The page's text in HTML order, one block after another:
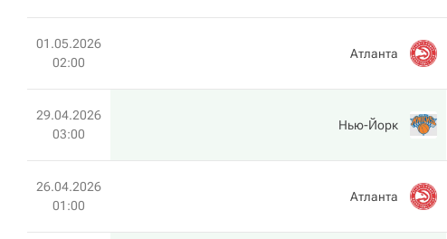
01.05.2026
02:00
Атланта
29.04.2026
03:00
Нью-Йорк
26.04.2026
01:00
Атланта